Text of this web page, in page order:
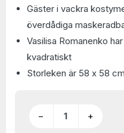
Gäster i vackra
överdådiga
Vasilisa Romanenko
kvadratiskt
Storleken är 58 x 58 cm
− +